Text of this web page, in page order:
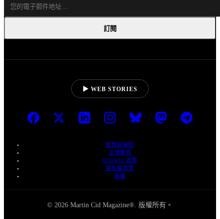
訂閱
▶ WEB STORIES
條款與細則
法律聲明
COOKIE 政策
隱私權政策
版權
© 2026 Martin Cid Magazine®. 版權所有。